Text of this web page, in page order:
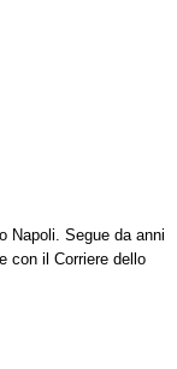
Napoli. Segue da anni
con il Corriere dello